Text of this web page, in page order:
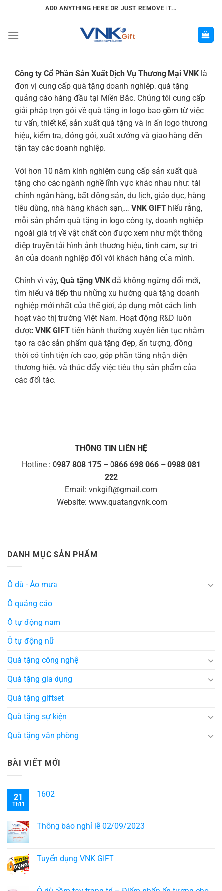
nội
ADD ANYTHING HERE OR JUST REMOVE IT...
Công ty Cổ Phần Sản Xuất Dịch Vụ Thương Mại VNK là
đơn vị cung cấp quà tặng doanh nghiệp, quà tặng
quảng cáo hàng đầu tại Miền Bắc. Chúng tôi cung cấp
giải pháp trọn gói về quà tặng in logo bao gồm từ việc
tư vấn, thiết kế, sản xuất quà tặng và in ấn logo thương
hiệu, kiểm tra, đóng gói, xuất xưởng và giao hàng đến
tận tay các doanh nghiệp.
Với hơn 10 năm kinh nghiệm cung cấp sản xuất quà
tặng cho các ngành nghề lĩnh vực khác nhau như: tài
chính ngân hàng, bất động sản, du lịch, giáo dục, hàng
tiêu dùng, nhà hàng khách sạn,… VNK GIFT hiểu rằng,
mỗi sản phẩm quà tặng in logo công ty, doanh nghiệp
ngoài giá trị về vật chất còn được xem như một thông
điệp truyền tải hình ảnh thương hiệu, tình cảm, sự tri
ân của doanh nghiệp đối với khách hàng của mình.
Chính vì vậy, Quà tặng VNK đã không ngừng đổi mới,
tìm hiểu và tiếp thu những xu hướng quà tặng doanh
nghiệp mới nhất của thế giới, áp dụng một cách linh
hoạt vào thị trường Việt Nam. Hoạt động R&D luôn
được VNK GIFT tiến hành thường xuyên liên tục nhằm
tạo ra các sản phẩm quà tặng đẹp, ấn tượng, đồng
thời có tính tiện ích cao, góp phần tăng nhận diện
thương hiệu và thúc đẩy việc tiêu thụ sản phẩm của
các đối tác.
THÔNG TIN LIÊN HỆ
Hotline : 0987 808 175 – 0866 698 066 – 0988 081
222
Email: vnkgift@gmail.com
Website: www.quatangvnk.com
DANH MỤC SẢN PHẨM
Ô dù - Áo mưa
Ô quảng cáo
Ô tự động nam
Ô tự động nữ
Quà tặng công nghệ
Quà tặng gia dụng
Quà tặng giftset
Quà tặng sự kiện
Quà tặng văn phòng
BÀI VIẾT MỚI
21
Th11
1602
Thông báo nghỉ lễ 02/09/2023
Tuyển dụng VNK GIFT